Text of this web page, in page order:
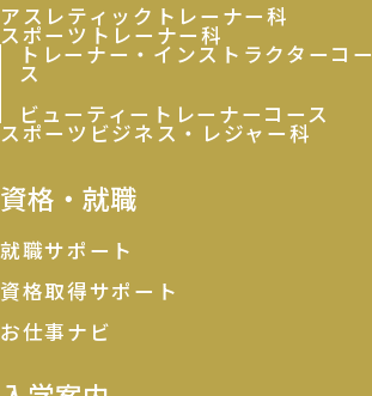
アスレティックトレーナー科
スポーツトレーナー科
トレーナー・インストラクターコー
ス
ビューティートレーナーコース
スポーツビジネス・レジャー科
資格・就職
就職サポート
資格取得サポート
お仕事ナビ